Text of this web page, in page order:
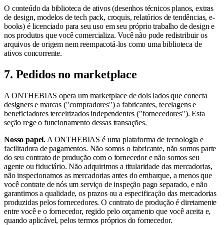
O conteúdo da biblioteca de ativos (desenhos técnicos planos, extras
de design, modelos de tech pack, croquis, relatórios de tendências, e-
books) é licenciado para seu uso em seu próprio trabalho de design e
nos produtos que você comercializa. Você não pode redistribuir os
arquivos de origem nem reempacotá-los como uma biblioteca de
ativos concorrente.
7. Pedidos no marketplace
A ONTHEBIAS opera um marketplace de dois lados que conecta
designers e marcas ("compradores") a fabricantes, tecelagens e
beneficiadores terceirizados independentes ("fornecedores"). Esta
seção rege o funcionamento dessas transações.
Nosso papel. A ONTHEBIAS é uma plataforma de tecnologia e
facilitadora de pagamentos. Não somos o fabricante, não somos parte
do seu contrato de produção com o fornecedor e não somos seu
agente ou fiduciário. Não adquirimos a titularidade das mercadorias,
não inspecionamos as mercadorias antes do embarque, a menos que
você contrate de nós um serviço de inspeção pago separado, e não
garantimos a qualidade, os prazos ou a especificação das mercadorias
produzidas pelos fornecedores. O contrato de produção é diretamente
entre você e o fornecedor, regido pelo orçamento que você aceita e,
quando aplicável, pelos termos próprios do fornecedor.